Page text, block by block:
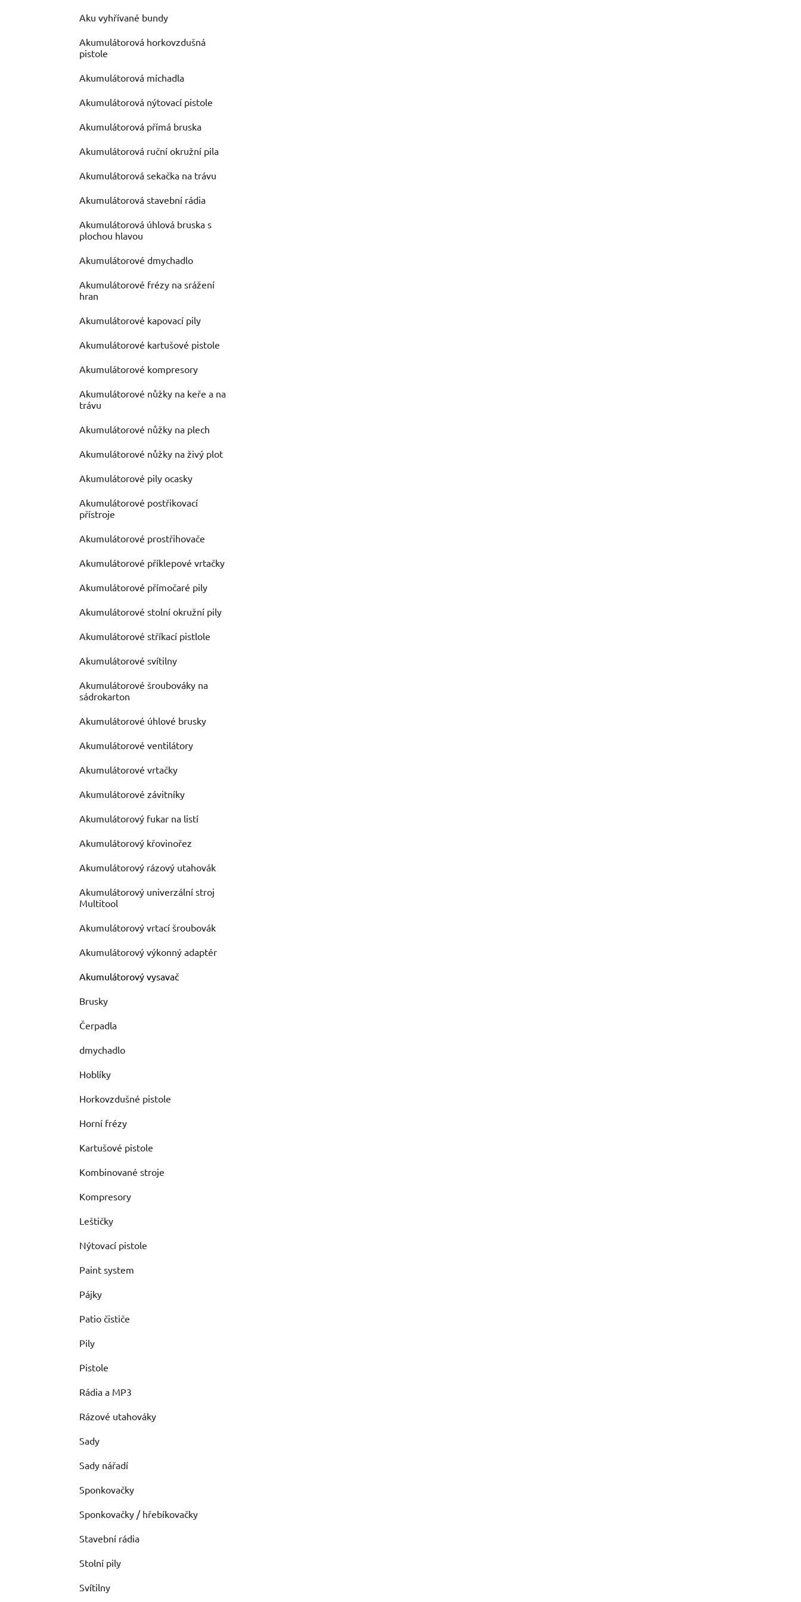
Aku vyhřívané bundy
Akumulátorová horkovzdušná
pistole
Akumulátorová míchadla
Akumulátorová nýtovací pistole
Akumulátorová přímá bruska
Akumulátorová ruční okružní pila
Akumulátorová sekačka na trávu
Akumulátorová stavební rádia
Akumulátorová úhlová bruska s
plochou hlavou
Akumulátorové dmychadlo
Akumulátorové frézy na srážení
hran
Akumulátorové kapovací pily
Akumulátorové kartušové pistole
Akumulátorové kompresory
Akumulátorové nůžky na keře a na
trávu
Akumulátorové nůžky na plech
Akumulátorové nůžky na živý plot
Akumulátorové pily ocasky
Akumulátorové postřikovací
přístroje
Akumulátorové prostřihovače
Akumulátorové příklepové vrtačky
Akumulátorové přímočaré pily
Akumulátorové stolní okružní pily
Akumulátorové stříkací pistlole
Akumulátorové svítilny
Akumulátorové šroubováky na
sádrokarton
Akumulátorové úhlové brusky
Akumulátorové ventilátory
Akumulátorové vrtačky
Akumulátorové závitníky
Akumulátorový fukar na listí
Akumulátorový křovinořez
Akumulátorový rázový utahovák
Akumulátorový univerzální stroj
Multitool
Akumulátorový vrtací šroubovák
Akumulátorový výkonný adaptér
Akumulátorový vysavač
Brusky
Čerpadla
dmychadlo
Hoblíky
Horkovzdušné pistole
Horní frézy
Kartušové pistole
Kombinované stroje
Kompresory
Leštičky
Nýtovací pistole
Paint system
Pájky
Patio čističe
Pily
Pistole
Rádia a MP3
Rázové utahováky
Sady
Sady nářadí
Sponkovačky
Sponkovačky / hřebíkovačky
Stavební rádia
Stolní pily
Svítilny